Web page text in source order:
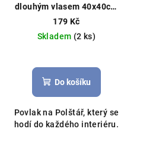
dlouhým vlasem 40x40cm
tmavě zelený
179 Kč
Skladem (2 ks)
Do košíku
Povlak na Polštář, který se
hodí do každého interiéru.